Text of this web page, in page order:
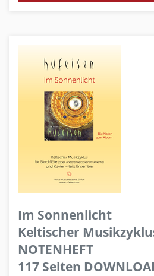
Im Sonnenlicht
Keltischer
NOTENHEFT
117 Seiten